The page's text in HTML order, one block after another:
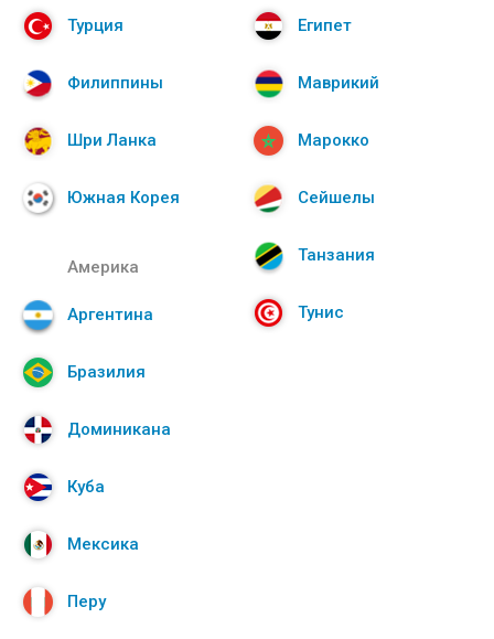
Турция
Филиппины
Шри Ланка
Южная Корея
Египет
Маврикий
Марокко
Сейшелы
Танзания
Тунис
Америка
Аргентина
Бразилия
Доминикана
Куба
Мексика
Перу